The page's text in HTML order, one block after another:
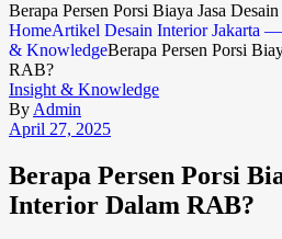
Berapa Persen Porsi Biaya Jasa
HomeArtikel Desain Interior Jakarta
& KnowledgeBerapa Persen Porsi
RAB?
Insight & Knowledge
By Admin
April 27, 2025
Berapa Persen Porsi
Interior Dalam RAB?